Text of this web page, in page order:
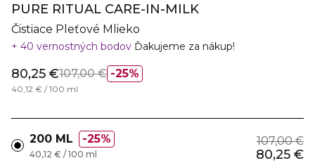
PURE RITUAL CARE-IN-MILK
Čistiace Pleťové Mlieko
40 vernostných bodov Ďakujeme za nákup!
25%
80,25 €107,00 €
40,12 € / 100 ml
200 ML 25% 107,00 €
80,25 €
40,12 € / 100 ml